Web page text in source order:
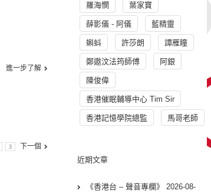
進一步了解
3 下一個
羅海憫 葉家寶
薛影儀 - 阿儀 藍精靈
蝌蚪 許莎朗 譚雁瞳
鄭遨汶法筠師傅 阿銀
陳俊偉
香港催眠輔導中心 Tim Sir
香港記憶學院總監 馬哥老師
近期文章
《香港台 – 聲音專欄》 2026-08-